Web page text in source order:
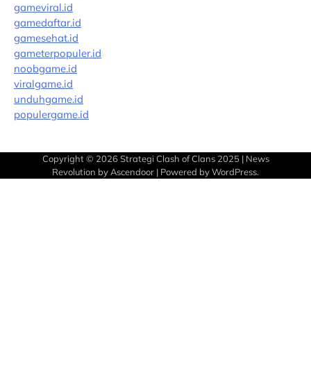
gameviral.id
gamedaftar.id
gamesehat.id
gameterpopuler.id
noobgame.id
viralgame.id
unduhgame.id
populergame.id
Copyright © 2026 Strategi Clash of Clans 2025| News
Revolution by Ascendoor | Powered byWordPress.